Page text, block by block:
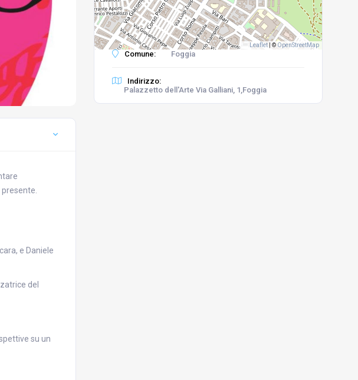
e Daniele
del
su un
Leaflet © OpenStreetMap
Comune: Foggia
Indirizzo:
Palazzetto dell'Arte Via Galliani, 1,Foggia